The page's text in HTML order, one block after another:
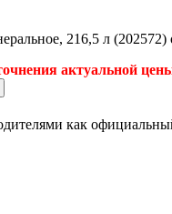
216,5 л
актуальной
как